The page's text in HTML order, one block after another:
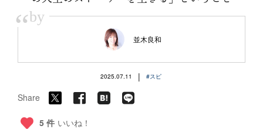
“by
並木良和
2025.07.11 | #スピ
Share
5 件 いいね！